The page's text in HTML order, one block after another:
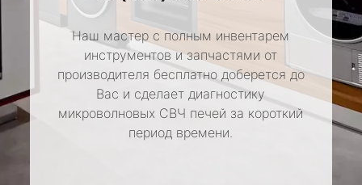
Наш мастер с полным инвентарем
инструментов и запчастями от
производителя бесплатно доберется до
Вас и сделает диагностику
микроволновых СВЧ печей за короткий
период времени.